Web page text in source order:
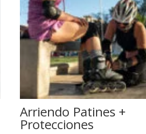
Arriendo Patines +
Protecciones